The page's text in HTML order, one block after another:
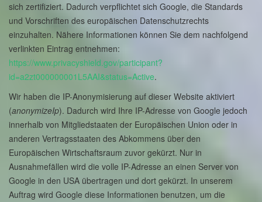
sich zertifiziert. Dadurch verpflichtet sich Google, die Standards
und Vorschriften des europäischen Datenschutzrechts
einzuhalten. Nähere Informationen können Sie dem nachfolgend
verlinkten Eintrag entnehmen:
https://www.privacyshield.gov/participant?
id=a2zt000000001L5AAI&status=Active.
Wir haben die IP-Anonymisierung auf dieser Website aktiviert
(anonymizeIp). Dadurch wird Ihre IP-Adresse von Google jedoch
innerhalb von Mitgliedstaaten der Europäischen Union oder in
anderen Vertragsstaaten des Abkommens über den
Europäischen Wirtschaftsraum zuvor gekürzt. Nur in
Ausnahmefällen wird die volle IP-Adresse an einen Server von
Google in den USA übertragen und dort gekürzt. In unserem
Auftrag wird Google diese Informationen benutzen, um die